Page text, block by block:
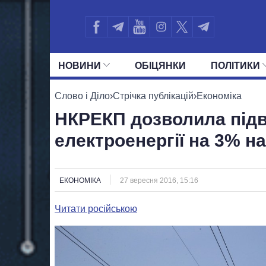
НОВИНИ ОБIЦЯНКИ ПОЛIТИКИ
УСІ ПОЛІТИКИ ПРЕЗИДЕНТ І ОФІС
Слово і Діло›Стрічка публікацій›Економіка
НКРЕКП дозволила
електроенергії на 3%
ЕКОНОМІКА 27 вересня 2016, 15:16
Читати російською